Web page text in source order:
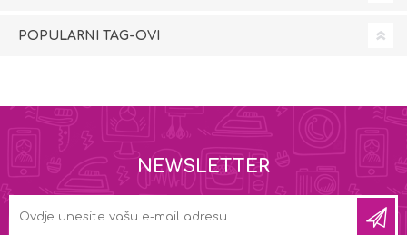
POPULARNI TAG-OVI
NEWSLETTER